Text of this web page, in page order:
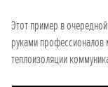
Этот пример в
руками
теплоизоляции